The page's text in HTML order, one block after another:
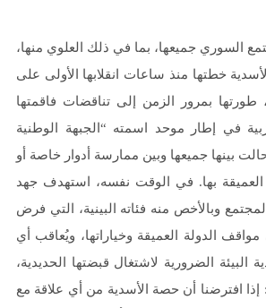
السوري جميعها، بما في ذلك العلوي منها،
خطتها منذ ساعات انقلابها الأولى على
طورتها بمرور الزمن إلى تناقضات فاقمتها
في إطار موحد اسمته “الجبهة الوطنية
بينها جميعها وبين ممارسة أدوار خاصة أو
العميقة بها. في الوقت نفسه، استهدف جهد
وبالأخص منه فئاته البينية، التي فرض
الدولة العميقة وخياراتها، ويُعاقب أي
الضرورية لاشتغال قبضتها الحديدية،
إذا افترضنا أن حصة الأسدية من أي علاقة مع